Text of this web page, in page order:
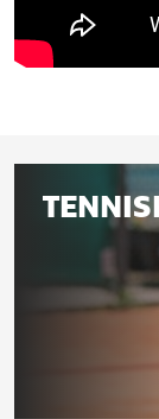
aan
pagina